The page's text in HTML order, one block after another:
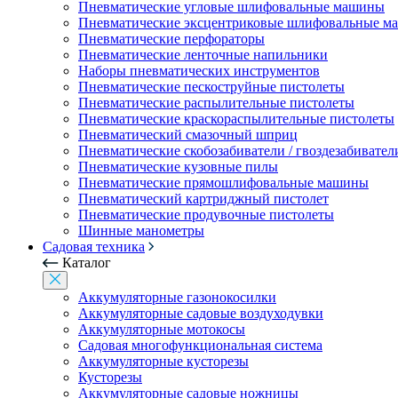
Пневматические угловые шлифовальные машины
Пневматические эксцентриковые шлифовальные
Пневматические перфораторы
Пневматические ленточные напильники
Наборы пневматических инструментов
Пневматические пескоструйные пистолеты
Пневматические распылительные пистолеты
Пневматические краскораспылительные пистолеты
Пневматический смазочный шприц
Пневматические скобозабиватели /
Пневматические кузовные пилы
Пневматические прямошлифовальные машины
Пневматический картриджный пистолет
Пневматические продувочные пистолеты
Шинные манометры
Садовая техника
Каталог
Аккумуляторные газонокосилки
Аккумуляторные садовые воздуходувки
Аккумуляторные мотокосы
Садовая многофункциональная система
Аккумуляторные кусторезы
Кусторезы
Аккумуляторные садовые ножницы